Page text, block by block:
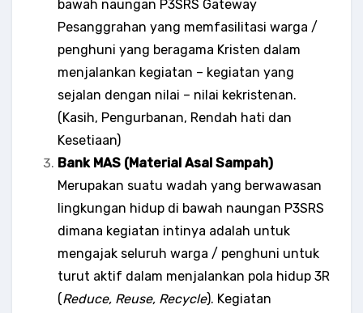
bawah naungan P3SRS Gateway
Pesanggrahan yang memfasilitasi warga /
penghuni yang beragama Kristen dalam
menjalankan kegiatan – kegiatan yang
sejalan dengan nilai – nilai kekristenan.
(Kasih, Pengurbanan, Rendah hati dan
Kesetiaan)
Bank MAS (Material Asal Sampah)
Merupakan suatu wadah yang berwawasan
lingkungan hidup di bawah naungan P3SRS
dimana kegiatan intinya adalah untuk
mengajak seluruh warga / penghuni untuk
turut aktif dalam menjalankan pola hidup 3R
(Reduce, Reuse, Recycle). Kegiatan